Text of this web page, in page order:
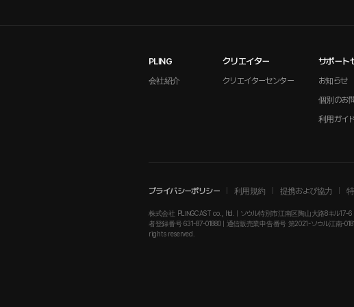
PLING
会社紹介
クリエイター
クリエイターセンター
サポート
お知らせ
個別のお
利用ガイ
プライバシーポリシー 利用規約 提携および協力
株式会社 PLINGCAST co., ltd. | ソウル特別市江南区陶山大路8キル17-
者登録番号 631-87-01880 | 通信販売業申告番号 第2021-ソウル江南-
rights reserved.